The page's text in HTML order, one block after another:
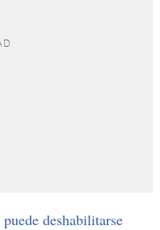
puede deshabilitarse